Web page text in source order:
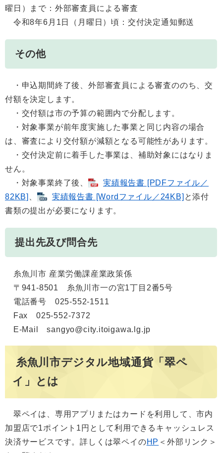
曜日）まで：外部審査員による審査
令和8年6月1日（月曜日）頃：交付決定通知郵送
その他
・申込期間終了後、外部審査員による審査ののち、交
付額を決定します。
・交付額は市の予算の範囲内で分配します。
・対象事業が前年度実施した事業と同じ内容の場合
は、審査により交付額が減額となる可能性があります。
・交付決定前に着手した事業は、補助対象にはなりま
せん。
・対象事業終了後、
実績報告書 [PDFファイル／
82KB]
実績報告書 [Wordファイル／24KB] と添付
書類の提出が必要になります。
提出先及び問合先
糸魚川市 産業労働課産業政策係
〒941-8501 糸魚川市一の宮1丁目2番5号
電話番号 025-552-1511
Fax 025-552-7372
E-Mail sangyo@city.itoigawa.lg.jp
糸魚川市デジタル地域通貨「翠ペ
イ」とは
翠ペイは、専用アプリまたはカードを利用して、市内
加盟店で1ポイント1円として利用できるキャッシュレス
決済サービスです。詳しくは翠ペイのHP ＜外部リンク＞